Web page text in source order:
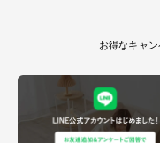
お得なキャ